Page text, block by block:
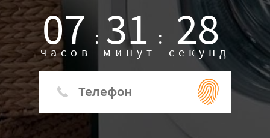
07 :
часов 31 :
минут 27
секунд